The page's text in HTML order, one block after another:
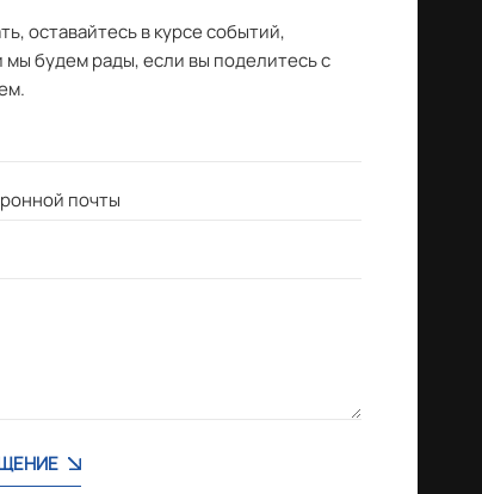
оставайтесь в курсе событий,
мы будем рады, если вы поделитесь с